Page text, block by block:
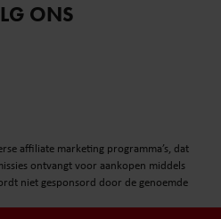
ONS
affiliate marketing programma’s, dat
ontvangt voor aankopen middels
niet gesponsord door de genoemde